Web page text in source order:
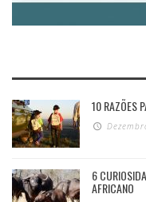
10 RAZÕES
6
AFRICANO